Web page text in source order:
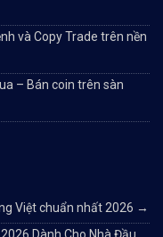
và Copy Trade trên nền
– Bán coin trên sàn
Việt chuẩn nhất 2026 →
Dành Cho Nhà Đầu